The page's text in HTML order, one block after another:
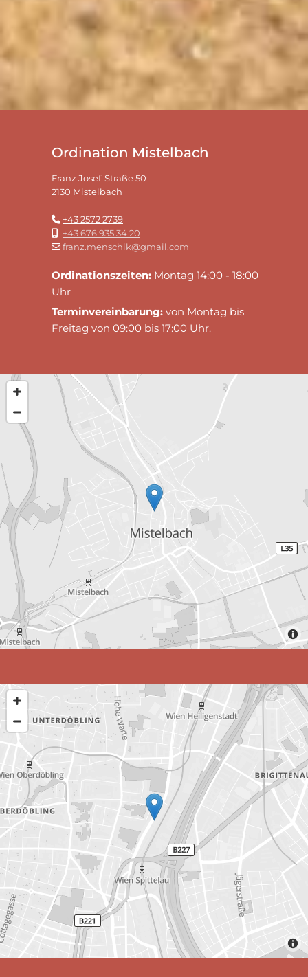
Ordination Mistelbach
Franz Josef-Straße 50
2130 Mistelbach
 +43 2572 2739
+43 676 935 34 20
 franz.menschik@gmail.com
Ordinationszeiten: Montag 14:00 - 18:00
Uhr
Terminvereinbarung: von Montag bis
Freitag von 09:00 bis 17:00 Uhr.